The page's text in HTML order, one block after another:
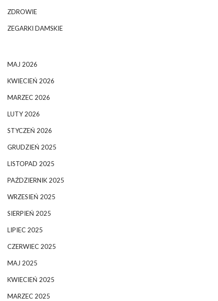
ZDROWIE
ZEGARKI DAMSKIE
MAJ 2026
KWIECIEŃ 2026
MARZEC 2026
LUTY 2026
STYCZEŃ 2026
GRUDZIEŃ 2025
LISTOPAD 2025
PAŹDZIERNIK 2025
WRZESIEŃ 2025
SIERPIEŃ 2025
LIPIEC 2025
CZERWIEC 2025
MAJ 2025
KWIECIEŃ 2025
MARZEC 2025